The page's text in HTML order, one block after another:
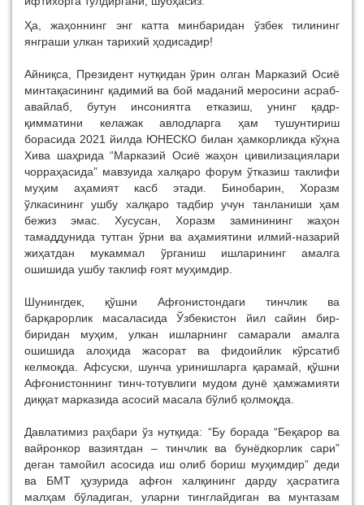
Ҳа, жаҳоннинг энг катта минбаридан ўзбек тилининг
янграши улкан тарихий ҳодисадир!
Айниқса, Президент нутқидан ўрин олган Марказий Осиё
минтақасининг қадимий ва бой маданий меросини асраб-
авайлаб, бутун инсониятга етказиш, унинг қадр-
қимматини келажак авлодларга ҳам тушунтириш
борасида 2021 йилда ЮНЕСКО билан ҳамкорликда кўҳна
Хива шаҳрида “Марказий Осиё жаҳон цивилизациялари
чорраҳасида” мавзуида халқаро форум ўтказиш таклифи
муҳим аҳамият касб этади. Бинобарин, Хоразм
ўлкасининг ушбу халқаро тадбир учун танланиши ҳам
бежиз эмас. Хусусан, Хоразм заминининг жаҳон
тамаддунида тутган ўрни ва аҳамиятини илмий-назарий
жиҳатдан мукаммал ўрганиш ишларининг амалга
ошишида ушбу таклиф ғоят муҳимдир.
Шунингдек, қўшни Афғонистондаги тинчлик ва
барқарорлик масаласида Ўзбекистон йил сайин бир-
биридан муҳим, улкан ишларнинг самарали амалга
ошишида алоҳида жасорат ва фидоийлик кўрсатиб
келмоқда. Афсуски, шунча уринишларга қарамай, қўшни
Афғонистоннинг тинч-тотувлиги мудом дунё ҳамжамияти
диққат марказида асосий масала бўлиб қолмоқда.
Давлатимиз раҳбари ўз нутқида: “Бу борада “Беқарор ва
вайронкор вазиятдан – тинчлик ва бунёдкорлик сари”
деган тамойил асосида иш олиб бориш муҳимдир” деди
ва БМТ ҳузурида афғон халқининг дарду ҳасратига
малҳам бўладиган, уларни тинглайдиган ва мунтазам